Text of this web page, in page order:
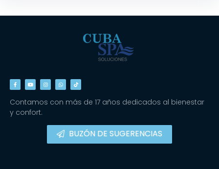
Contamos con más de 17 años dedicados al bienestar
y confort.
BUZÓN DE SUGERENCIAS